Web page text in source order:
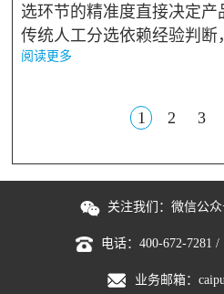
选环节的精准度直接决定产
传统人工分选依赖经验判断
一、易漏检等问题，而高光
为果蔬分选领域的核心...
阅读更多
1 2 3
关注我们： 微信公众
电话： 400-672-7281 /
业务邮箱：